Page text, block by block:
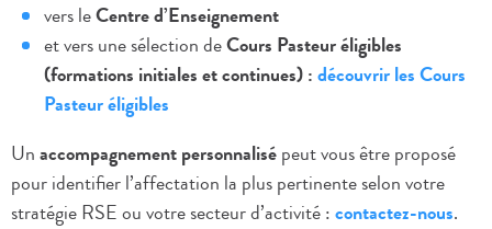
vers leCentre d’Enseignement
et vers une sélection deCours Pasteur éligibles
(formations initiales et continues) :découvrir les Cours
Pasteur éligibles
Unaccompagnement personnalisépeut vous être proposé
pour identifier l’affectation la plus pertinente selon votre
stratégie RSE ou votre secteur d’activité :contactez-nous.